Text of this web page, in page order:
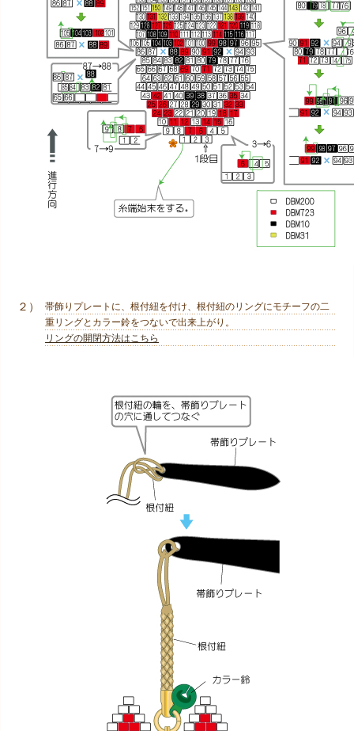
２）
帯飾りプレートに、根付紐を付け、根付紐のリングにモチーフの二
重リングとカラー鈴をつないで出来上がり。
リングの開閉方法はこちら